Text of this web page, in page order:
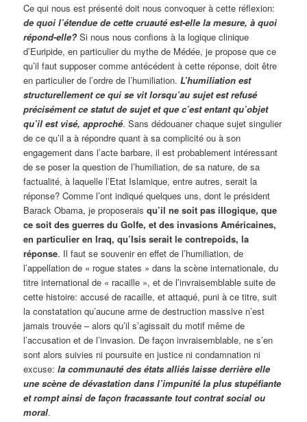
Ce qui nous est présenté doit nous convoquer à cette réflexion:
de quoi l’étendue de cette cruauté est-elle la mesure, à quoi
répond-elle? Si nous nous confions à la logique clinique
d’Euripide, en particulier du mythe de Médée, je propose que ce
qu’il faut supposer comme antécédent à cette réponse, doit être
en particulier de l’ordre de l’humiliation.L’humiliation est
structurellement ce qui se vit lorsqu’au sujet est refusé
précisément ce statut de sujet et que c’est entant qu’objet
qu’il est visé, approché. Sans dédouaner chaque sujet singulier
de ce qu’il a à répondre quant à sa complicité ou à son
engagement dans l’acte barbare, il est probablement intéressant
de se poser la question de l’humiliation, de sa nature, de sa
factualité, à laquelle l’Etat Islamique, entre autres, serait la
réponse? Comme l’ont indiqué quelques uns, dont le président
Barack Obama, je proposeraisqu’il ne soit pas illogique, que
ce soit des guerres du Golfe, et des invasions Américaines,
en particulier en Iraq, qu’Isis serait le contrepoids, la
réponse. Il faut se souvenir en effet de l’humiliation, de
l’appellation de « rogue states » dans la scène internationale, du
titre international de « racaille », et de l’invraisemblable suite de
cette histoire: accusé de racaille, et attaqué, puni à ce titre, suit
la constatation qu’aucune arme de destruction massive n’est
jamais trouvée – alors qu’il s’agissait du motif même de
l’accusation et de l’invasion. De façon invraisemblable, ne s’en
sont alors suivies ni poursuite en justice ni condamnation ni
excuse:la communauté des états alliés laisse derrière elle
une scène de dévastation dans l’impunité la plus stupéfiante
et rompt ainsi de façon fracassante tout contrat social ou
moral.